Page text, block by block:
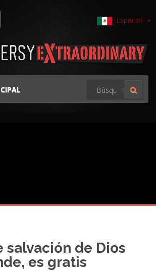
Español
salvación de Dios
es gratis